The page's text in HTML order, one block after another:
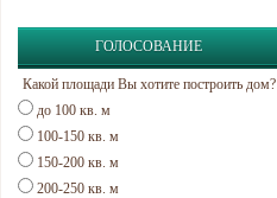
ГОЛОСОВАНИЕ
Какой площади Вы хотите построить дом?
до 100 кв. м
100-150 кв. м
150-200 кв. м
200-250 кв. м